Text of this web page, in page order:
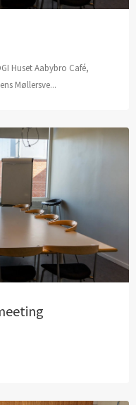
Huset Aabybro Café,
Møllersve...